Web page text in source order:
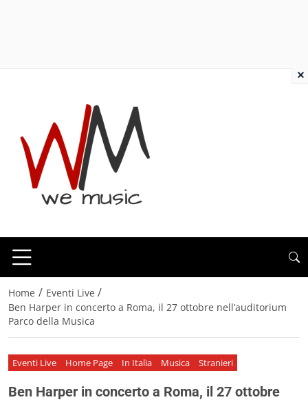
Home / Eventi Live /
Ben Harper in concerto a Roma, il 27 ottobre nell’auditorium
Parco della Musica
Eventi Live Home Page In Italia Musica Stranieri
Ben Harper in concerto a Roma, il 27 ottobre
×